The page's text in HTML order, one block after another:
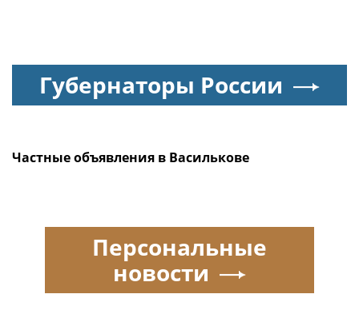
Губернаторы России
Частные объявления в Василькове
Персональные
новости